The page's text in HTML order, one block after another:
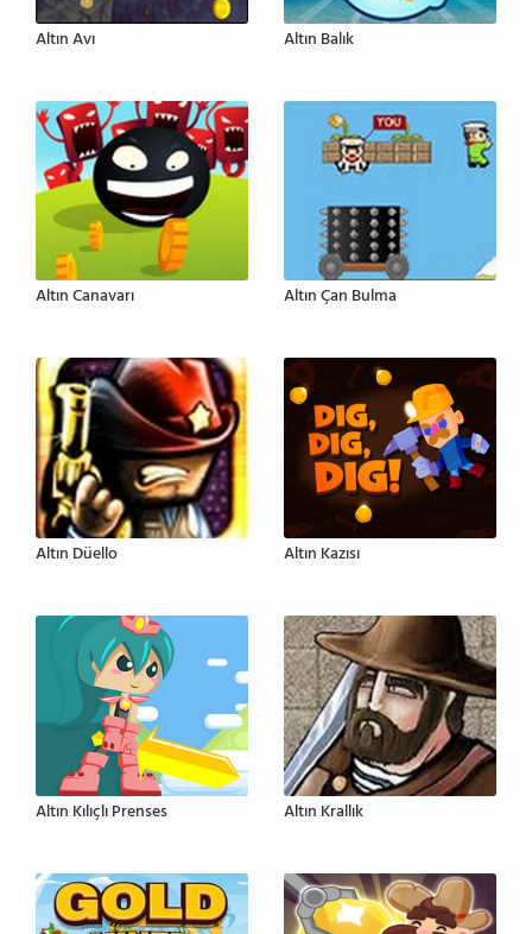
Altın Avı Altın Balık
Altın Canavarı Altın Çan Bulma
Altın Düello Altın Kazısı
Altın Kılıçlı Prenses Altın Krallık